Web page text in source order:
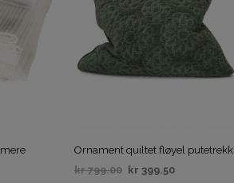
Ornament quiltet fløyel putetrekk
kr799.00 kr 399.50